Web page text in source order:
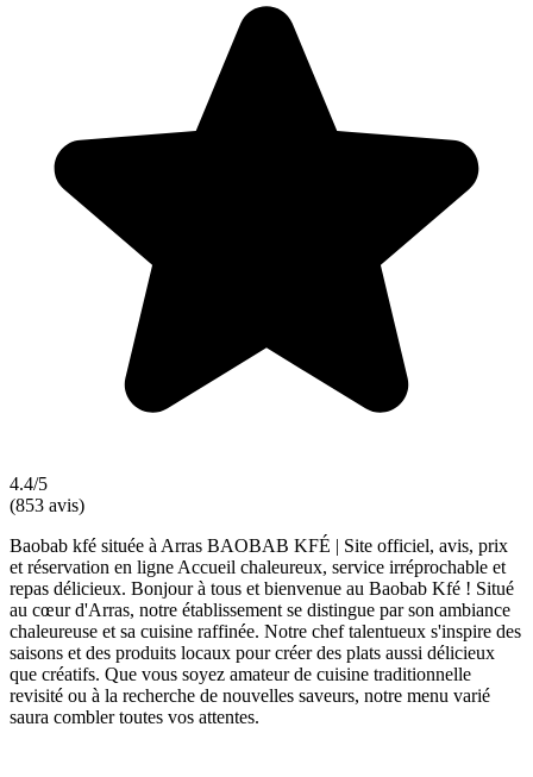
4.4/5
(853 avis)
Baobab kfé située à Arras BAOBAB KFÉ | Site officiel, avis, prix
et réservation en ligne Accueil chaleureux, service irréprochable et
repas délicieux. Bonjour à tous et bienvenue au Baobab Kfé ! Situé
au cœur d'Arras, notre établissement se distingue par son ambiance
chaleureuse et sa cuisine raffinée. Notre chef talentueux s'inspire des
saisons et des produits locaux pour créer des plats aussi délicieux
que créatifs. Que vous soyez amateur de cuisine traditionnelle
revisité ou à la recherche de nouvelles saveurs, notre menu varié
saura combler toutes vos attentes.